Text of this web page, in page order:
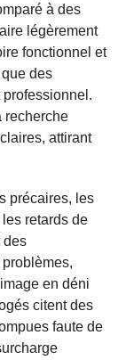
à des
légèrement
fonctionnel et
des
recherche
attirant
précaires, les
retards de
des
en déni
citent des
faute de